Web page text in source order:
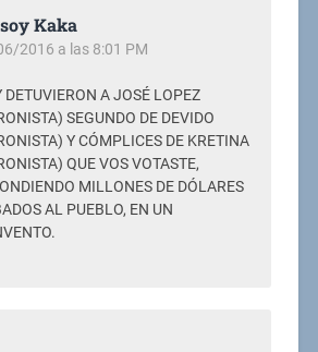
Kaka
2016 a las 8:01 PM
DETUVIERON A JOSÉ LOPEZ
SEGUNDO DE DEVIDO
Y CÓMPLICES DE KRETINA
QUE VOS VOTASTE,
MILLONES DE DÓLARES
AL PUEBLO, EN UN